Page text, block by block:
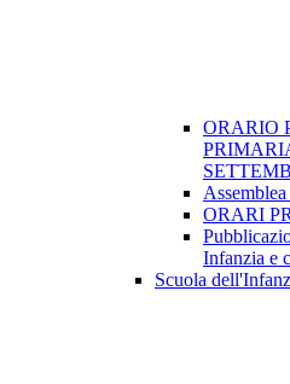
ORARIO
ORARI
Infanzia e
Scuola